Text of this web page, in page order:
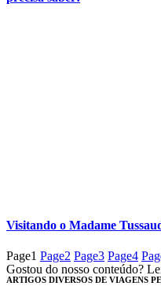
Visitando o Madame
Page1 Page2 Page3 Page4
Gostou do nosso conteúdo?
ARTIGOS DIVERSOS DE VIAGENS